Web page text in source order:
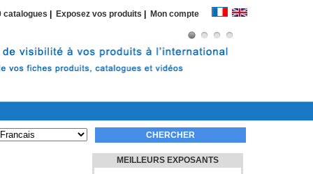
catalogues Exposez vos produits Mon compte
MEILLEURS EXPOSANTS